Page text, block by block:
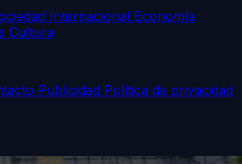
Internacional Economía
Cultura
Publicidad Política de privacidad